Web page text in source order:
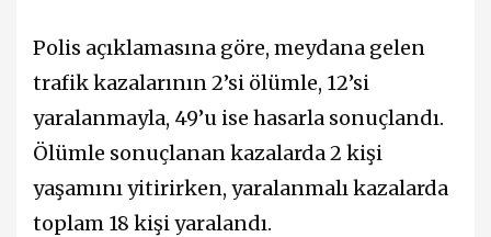
Polis açıklamasına göre, meydana gelen
trafik kazalarının 2’si ölümle, 12’si
yaralanmayla, 49’u ise hasarla sonuçlandı.
Ölümle sonuçlanan kazalarda 2 kişi
yaşamını yitirirken, yaralanmalı kazalarda
toplam 18 kişi yaralandı.